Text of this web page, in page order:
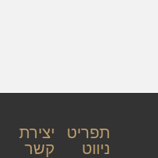
תפריט
ניווט
יצירת
קשר